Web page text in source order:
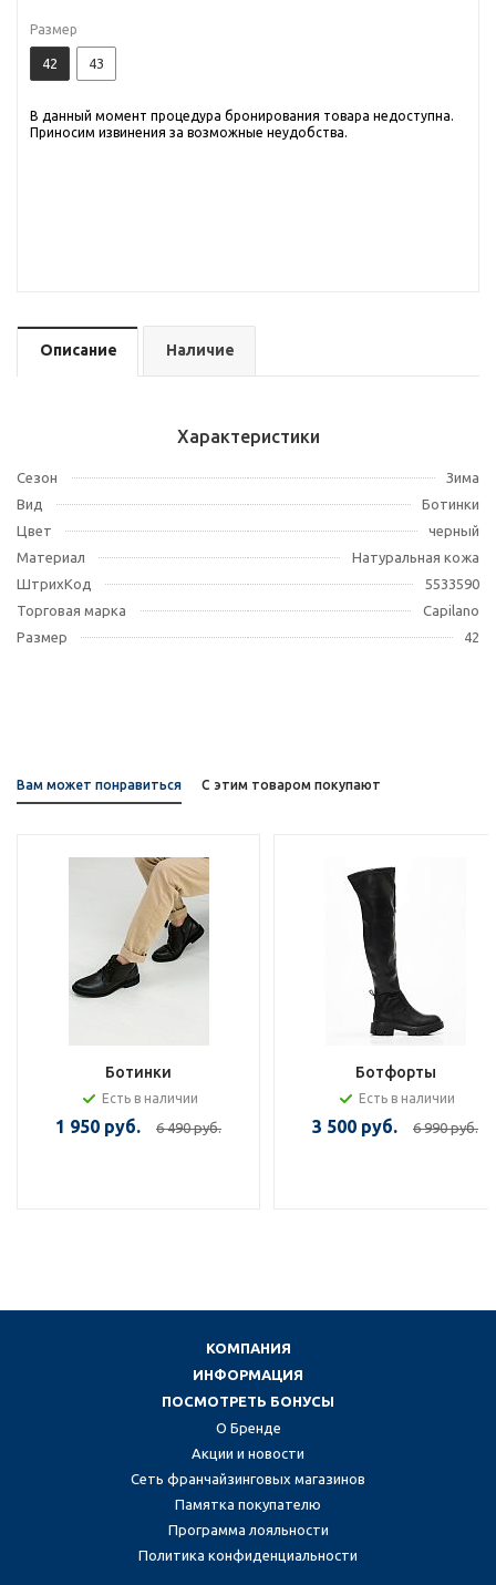
Размер
42 43
В данный момент процедура бронирования товара недоступна.
Приносим извинения за возможные неудобства.
Описание Наличие
Характеристики
Сезон
Зима
Вид
Ботинки
Цвет
черный
Материал
Натуральная кожа
ШтрихКод
5533590
Торговая марка
Capilano
Размер
42
Вам может понравиться С этим товаром покупают
Ботинки
Есть в наличии
1 950 руб. 6 490 руб.
Ботфорты
Есть в наличии
3 500 руб. 6 990 руб.
КОМПАНИЯ
ИНФОРМАЦИЯ
ПОСМОТРЕТЬ БОНУСЫ
О Бренде
Акции и новости
Сеть франчайзинговых магазинов
Памятка покупателю
Программа лояльности
Политика конфиденциальности